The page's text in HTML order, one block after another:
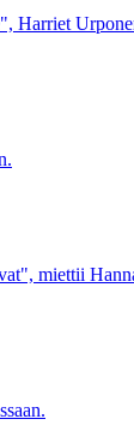
Harriet
miettii